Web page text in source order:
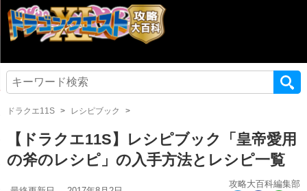
ドラクエ11S レシピブック
【ドラクエ11S】レシピブック「皇帝愛用
の斧のレシピ」の入手方法とレシピ一覧
攻略大百科編集部